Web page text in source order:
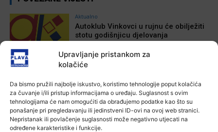
Upravljanje pristankom za
kolačiće
Da bismo pružili najbolje iskustvo, koristimo tehnologije poput kolačića
za čuvanje i/ili pristup informacijama o uređaju. Suglasnost s ovim
tehnologijama će nam omogućiti da obrađujemo podatke kao što su
ponašanje pri pregledavanju ili jedinstveni ID-ovi na ovoj web stranici.
Nepristanak ili povlačenje suglasnosti može negativno utjecati na
određene karakteristike i funkcije.
Aktualno
Autoklub Vinkovci u rujnu će obilježiti
stotu godišnjicu djelovanja
Za dva tjedna započinje još jedna
Divlja liga
7 kolovoza, 2026
Aktualno